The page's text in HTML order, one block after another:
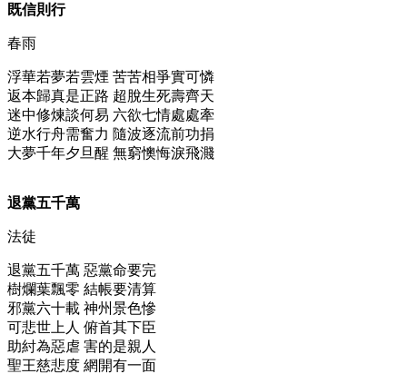
既信則行
春雨
浮華若夢若雲煙 苦苦相爭實可憐
返本歸真是正路 超脫生死壽齊天
迷中修煉談何易 六欲七情處處牽
逆水行舟需奮力 隨波逐流前功捐
大夢千年夕旦醒 無窮懊悔淚飛濺
退黨五千萬
法徒
退黨五千萬 惡黨命要完
樹爛葉飄零 結帳要清算
邪黨六十載 神州景色慘
可悲世上人 俯首其下臣
助紂為惡虐 害的是親人
聖王慈悲度 網開有一面